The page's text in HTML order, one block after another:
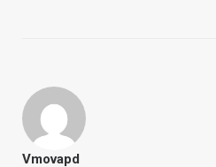
Vmovapd